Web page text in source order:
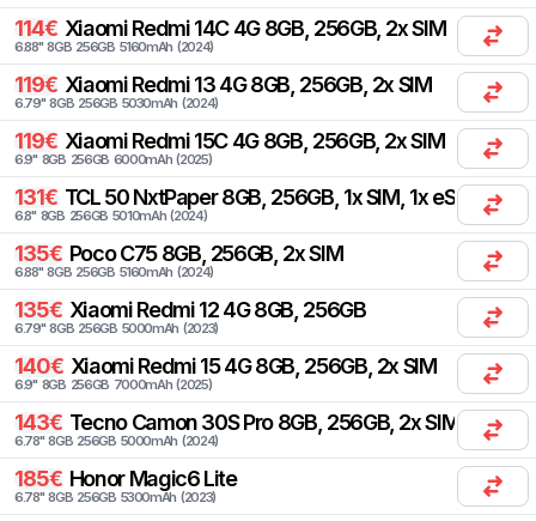
114€ Xiaomi Redmi 14C 4G 8GB, 256GB, 2x SIM
6.88" 8GB 256GB 5160mAh (2024)
119€ Xiaomi Redmi 13 4G 8GB, 256GB, 2x SIM
6.79" 8GB 256GB 5030mAh (2024)
119€ Xiaomi Redmi 15C 4G 8GB, 256GB, 2x SIM
6.9" 8GB 256GB 6000mAh (2025)
131€ TCL 50 NxtPaper 8GB, 256GB, 1x SIM, 1x eSIM
6.8" 8GB 256GB 5010mAh (2024)
135€ Poco C75 8GB, 256GB, 2x SIM
6.88" 8GB 256GB 5160mAh (2024)
135€ Xiaomi Redmi 12 4G 8GB, 256GB
6.79" 8GB 256GB 5000mAh (2023)
140€ Xiaomi Redmi 15 4G 8GB, 256GB, 2x SIM
6.9" 8GB 256GB 7000mAh (2025)
143€ Tecno Camon 30S Pro 8GB, 256GB, 2x SIM
6.78" 8GB 256GB 5000mAh (2024)
185€ Honor Magic6 Lite
6.78" 8GB 256GB 5300mAh (2023)